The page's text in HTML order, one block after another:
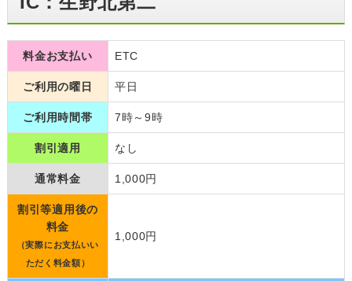
料金お支払い ETC
ご利用の曜日 平日
ご利用時間帯 7時～9時
割引適用 なし
通常料金 1,000円
割引等適用後の
料金
（実際にお支払いい
ただく料金額）
1,000円